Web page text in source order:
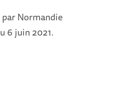
Normandie
6 juin 2021.